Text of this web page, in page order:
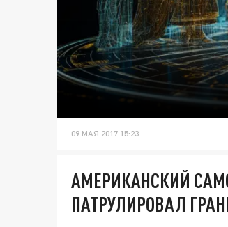
09 МАЯ 2017 15:23
АМЕРИКАНСКИЙ
ПАТРУЛИРОВАЛ